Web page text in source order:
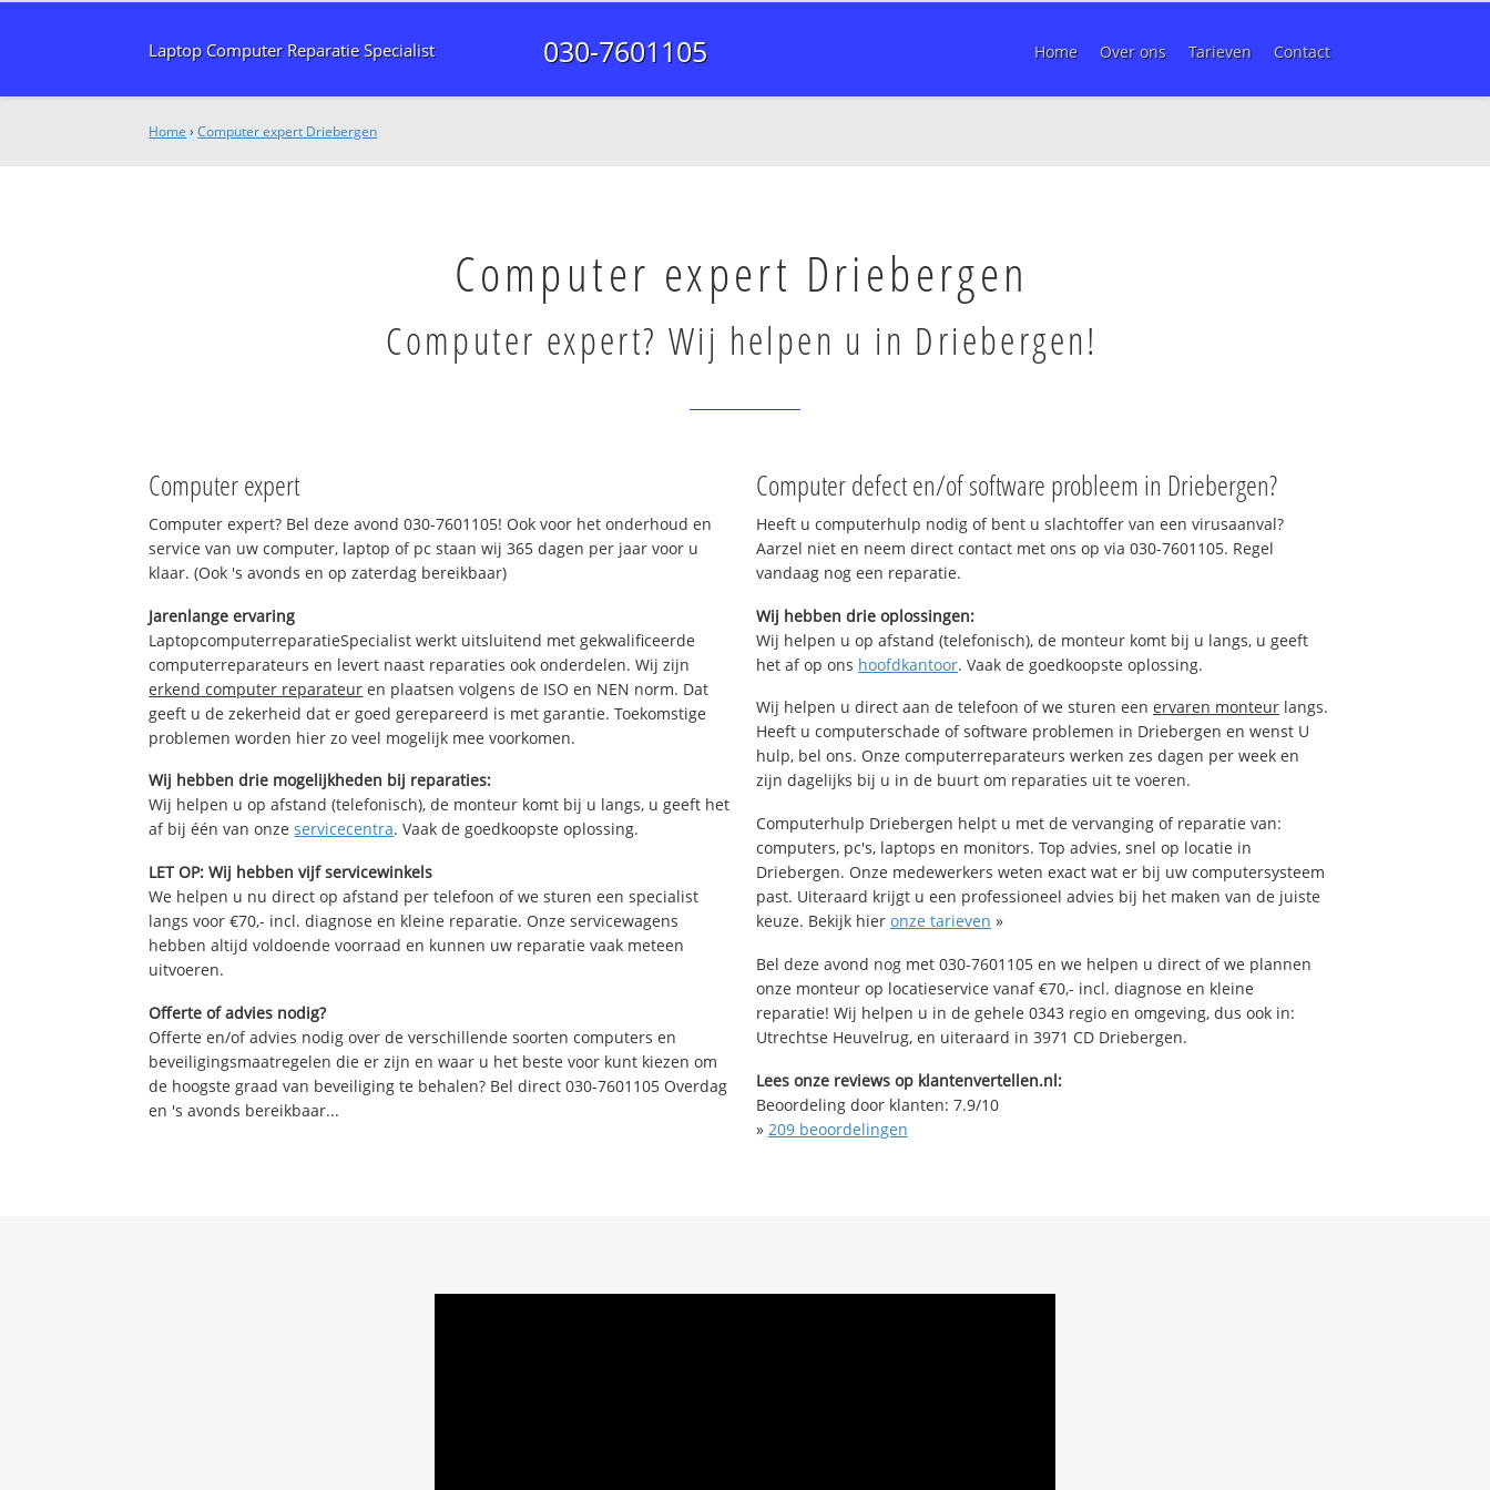
Laptop Computer Reparatie Specialist 030-7601105 Home Over ons Tarieven Contact
Home ›Computer expert Driebergen
Computer expert Driebergen
Computer expert? Wij helpen u in Driebergen!
Computer expert
Computer expert? Bel deze avond 030-7601105! Ook voor het onderhoud en
service van uw computer, laptop of pc staan wij 365 dagen per jaar voor u
klaar. (Ook 's avonds en op zaterdag bereikbaar)
Jarenlange ervaring
LaptopcomputerreparatieSpecialist werkt uitsluitend met gekwalificeerde
computerreparateurs en levert naast reparaties ook onderdelen. Wij zijn
erkend computer reparateur en plaatsen volgens de ISO en NEN norm. Dat
geeft u de zekerheid dat er goed gerepareerd is met garantie. Toekomstige
problemen worden hier zo veel mogelijk mee voorkomen.
Wij hebben drie mogelijkheden bij reparaties:
Wij helpen u op afstand (telefonisch), de monteur komt bij u langs, u geeft het
af bij één van onzeservicecentra. Vaak de goedkoopste oplossing.
LET OP: Wij hebben vijf servicewinkels
We helpen u nu direct op afstand per telefoon of we sturen een specialist
langs voor €70,- incl. diagnose en kleine reparatie. Onze servicewagens
hebben altijd voldoende voorraad en kunnen uw reparatie vaak meteen
uitvoeren.
Offerte of advies nodig?
Offerte en/of advies nodig over de verschillende soorten computers en
beveiligingsmaatregelen die er zijn en waar u het beste voor kunt kiezen om
de hoogste graad van beveiliging te behalen? Bel direct 030-7601105 Overdag
en 's avonds bereikbaar...
Computer defect en/of software probleem in Driebergen?
Heeft u computerhulp nodig of bent u slachtoffer van een virusaanval?
Aarzel niet en neem direct contact met ons op via 030-7601105. Regel
vandaag nog een reparatie.
Wij hebben drie oplossingen:
Wij helpen u op afstand (telefonisch), de monteur komt bij u langs, u geeft
het af op ons hoofdkantoor. Vaak de goedkoopste oplossing.
Wij helpen u direct aan de telefoon of we sturen een ervaren monteur langs.
Heeft u computerschade of software problemen in Driebergen en wenst U
hulp, bel ons. Onze computerreparateurs werken zes dagen per week en
zijn dagelijks bij u in de buurt om reparaties uit te voeren.
Computerhulp Driebergen helpt u met de vervanging of reparatie van:
computers, pc's, laptops en monitors. Top advies, snel op locatie in
Driebergen. Onze medewerkers weten exact wat er bij uw computersysteem
past. Uiteraard krijgt u een professioneel advies bij het maken van de juiste
keuze. Bekijk hier onze tarieven »
Bel deze avond nog met 030-7601105 en we helpen u direct of we plannen
onze monteur op locatieservice vanaf €70,- incl. diagnose en kleine
reparatie! Wij helpen u in de gehele 0343 regio en omgeving, dus ook in:
Utrechtse Heuvelrug, en uiteraard in 3971 CD Driebergen.
Lees onze reviews op klantenvertellen.nl:
Beoordeling door klanten: 7.9/10
» 209 beoordelingen